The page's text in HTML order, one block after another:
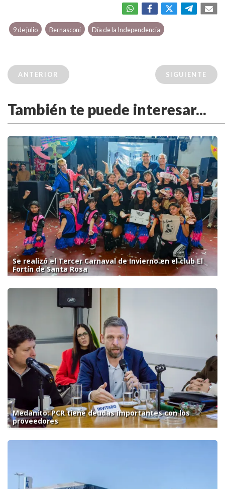
9 de julio Bernasconi Día de la Independencia
ANTERIOR SIGUIENTE
También te puede interesar...
Se realizó el Tercer Carnaval de Invierno en el club El
Fortín de Santa Rosa
Medanito: PCR tiene deudas importantes con los
proveedores